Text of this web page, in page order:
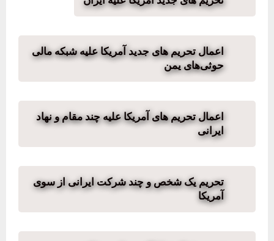
اعمال تحریم های جدید آمریکا علیه شبکه مالی
حوثی‌های یمن
اعمال تحریم های آمریکا علیه چند مقام و نهاد
ایرانی
تحریم یک شخص و چند شرکت ایرانی از سوی
آمریکا